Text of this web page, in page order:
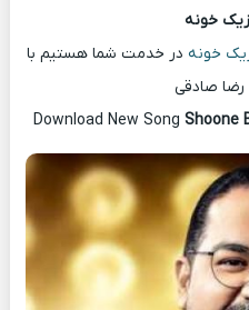
خونه
خونه در خدمت شما هستیم با
صادقی
Download New Song Shoone